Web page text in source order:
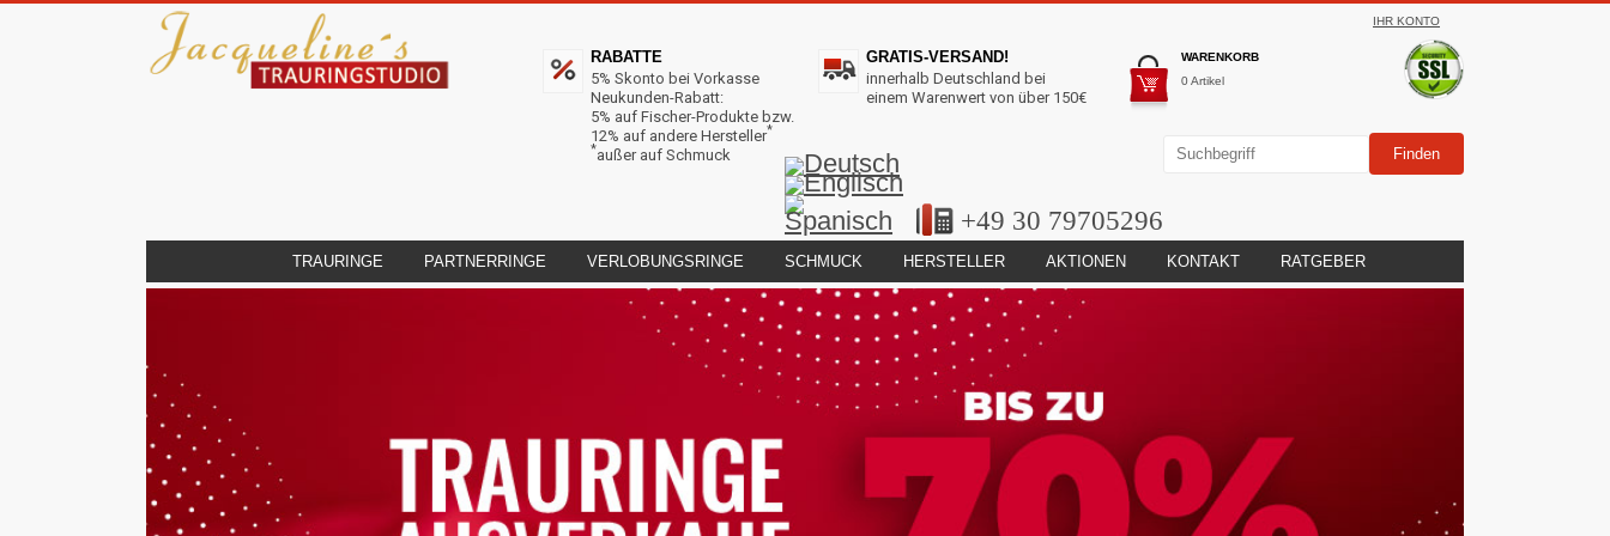
IHR KONTO
WARENKORB
0 Artikel
RABATTE
5% Skonto bei Vorkasse
Neukunden-Rabatt:
5% auf Fischer-Produkte bzw.
12% auf andere Hersteller*
*außer auf Schmuck
GRATIS-VERSAND!
innerhalb Deutschland bei
einem Warenwert von über 150€
+49 30 79705296
TRAURINGE PARTNERRINGE VERLOBUNGSRINGE SCHMUCK HERSTELLER AKTIONEN KONTAKT RATGEBER